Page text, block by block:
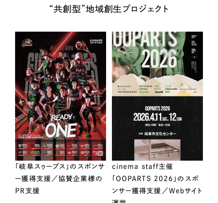
“共創型”地域創生プロジェクト
「岐阜スゥープス」のスポンサ
ー獲得支援／協賛企業様の
PR支援
cinema staff主催
「OOPARTS 2026」のスポ
ンサー獲得支援／Webサイト